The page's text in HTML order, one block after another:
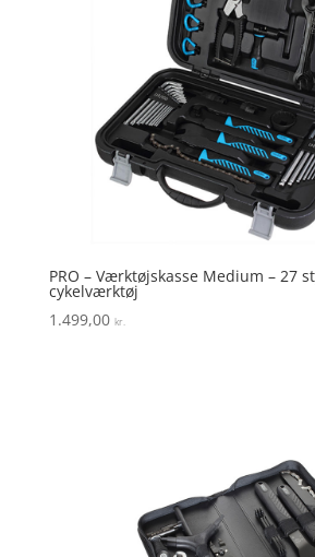
PRO – Værktøjskasse Medium – 27
cykelværktøj
1.499,00 kr.